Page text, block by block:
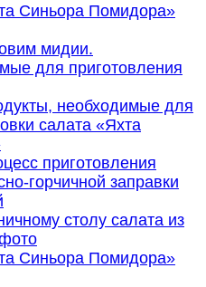
Синьора Помидора»
мидии.
для приготовления
необходимые для
салата «Яхта
приготовления
горчичной заправки
столу салата из
Синьора Помидора»